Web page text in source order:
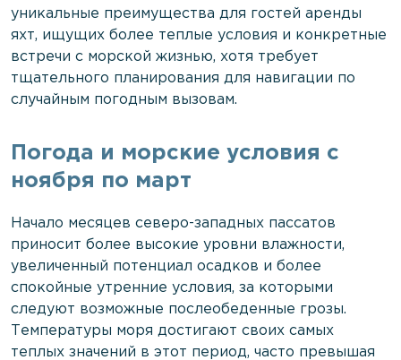
уникальные преимущества для гостей аренды
яхт, ищущих более теплые условия и конкретные
встречи с морской жизнью, хотя требует
тщательного планирования для навигации по
случайным погодным вызовам.
Погода и морские условия с
ноября по март
Начало месяцев северо-западных пассатов
приносит более высокие уровни влажности,
увеличенный потенциал осадков и более
спокойные утренние условия, за которыми
следуют возможные послеобеденные грозы.
Температуры моря достигают своих самых
теплых значений в этот период, часто превышая